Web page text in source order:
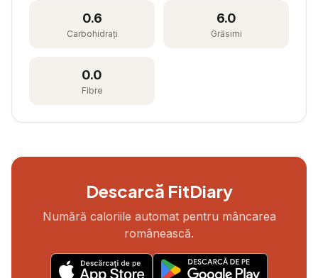
0.6
Carbohidrați
6.0
Grăsimi
0.0
Fibre
Descarcă FitDiary
Numără caloriile automat pentru mâncarea
românească.